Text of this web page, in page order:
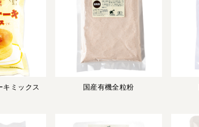
キミックス 国産有機全粒粉